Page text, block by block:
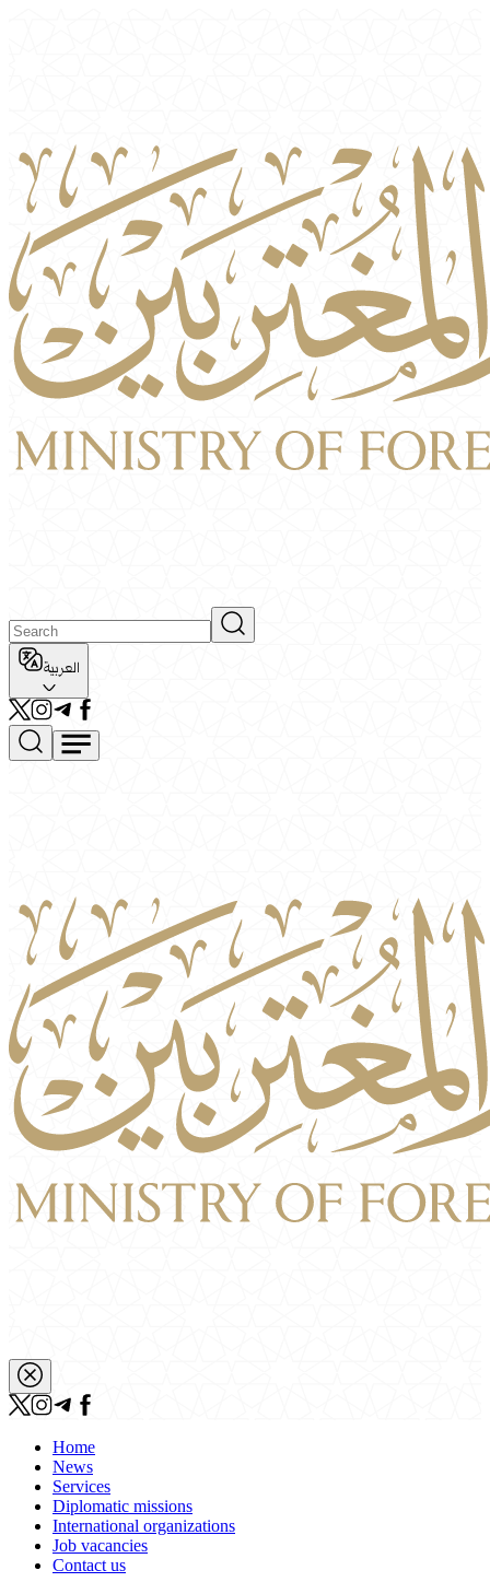
العربية
Home
News
Services
Diplomatic missions
International organizations
Job vacancies
Contact us